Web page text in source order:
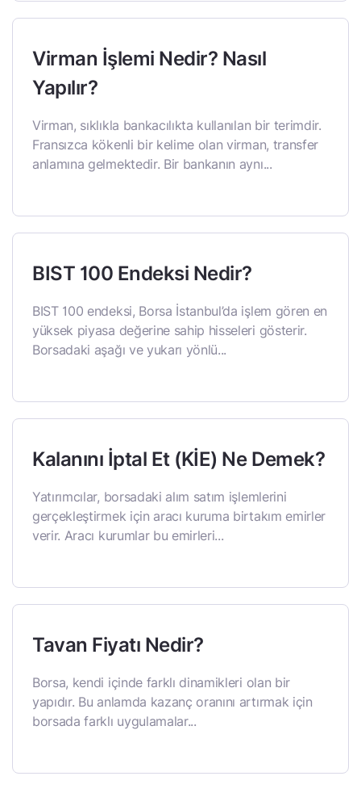
Virman İşlemi Nedir? Nasıl
Yapılır?
Virman, sıklıkla bankacılıkta kullanılan bir terimdir.
Fransızca kökenli bir kelime olan virman, transfer
anlamına gelmektedir. Bir bankanın aynı...
BIST 100 Endeksi Nedir?
BIST 100 endeksi, Borsa İstanbul’da işlem gören en
yüksek piyasa değerine sahip hisseleri gösterir.
Borsadaki aşağı ve yukarı yönlü...
Kalanını İptal Et (KİE) Ne Demek?
Yatırımcılar, borsadaki alım satım işlemlerini
gerçekleştirmek için aracı kuruma birtakım emirler
verir. Aracı kurumlar bu emirleri...
Tavan Fiyatı Nedir?
Borsa, kendi içinde farklı dinamikleri olan bir
yapıdır. Bu anlamda kazanç oranını artırmak için
borsada farklı uygulamalar...